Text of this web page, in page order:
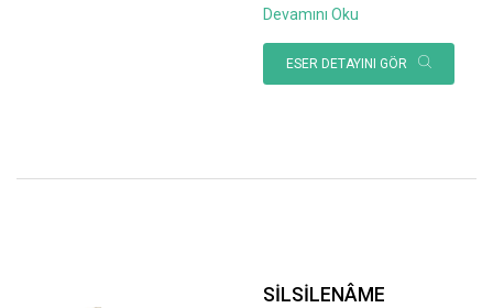
Devamını Oku
ESER DETAYINI GÖR
SİLSİLENÂME